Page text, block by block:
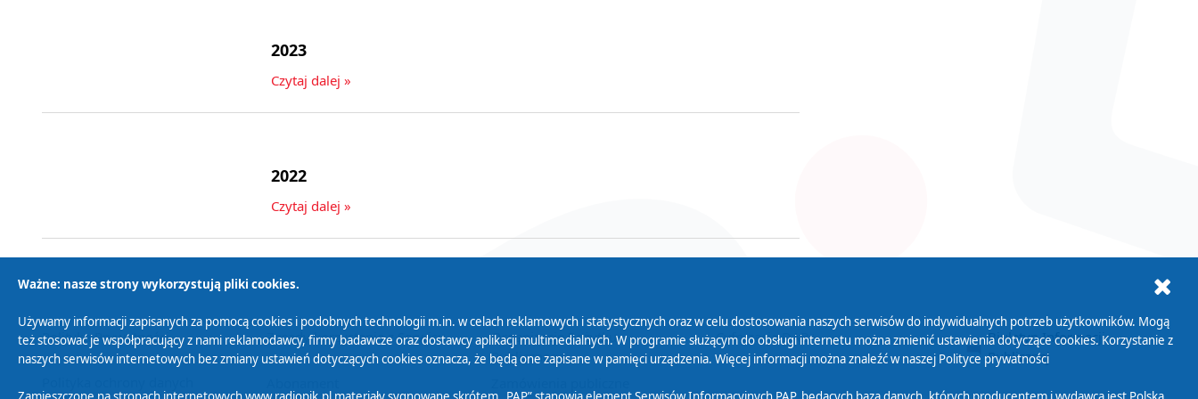
2023
Czytaj dalej »
2022
Czytaj dalej »
Polityka Prywatności Zasady korzystania z Serwisu
Organizacje Pożytku
Publicznego
Cyfryzacja DAB+
Biuletyn Informacji
Publicznej
Ważne: nasze strony wykorzystują pliki cookies.
Używamy informacji zapisanych za pomocą cookies i podobnych technologii m.in. w celach reklamowych i statystycznych oraz w celu dostosowania naszych serwisów do indywidualnych potrzeb użytkowników. Mogą
też stosować je współpracujący z nami reklamodawcy, firmy badawcze oraz dostawcy aplikacji multimedialnych. W programie służącym do obsługi internetu można zmienić ustawienia dotyczące cookies. Korzystanie z
naszych serwisów internetowych bez zmiany ustawień dotyczących cookies oznacza, że będą one zapisane w pamięci urządzenia. Więcej informacji można znaleźć w naszej Polityce prywatności